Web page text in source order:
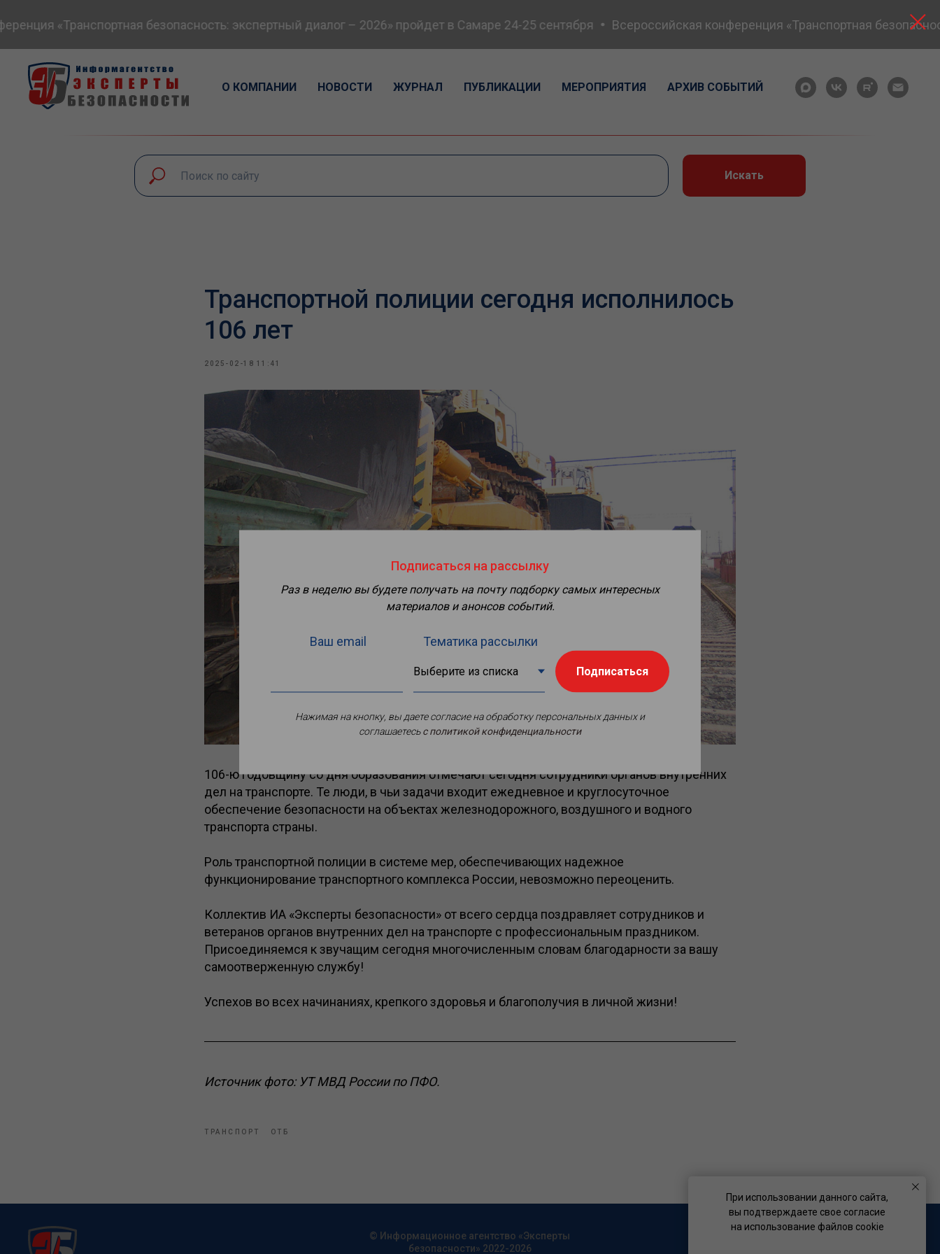
«Транспортная безопасность: экспертный диалог – 2026» пройдет в Самаре 24-25 сентября Всероссийская конференция «Транспортная
О КОМПАНИИ НОВОСТИ ЖУРНАЛ ПУБЛИКАЦИИ МЕРОПРИЯТИЯ АРХИВ СОБЫТИЙ
При использовании данного сайта,
вы подтверждаете свое согласие
на использование файлов cookie
Искать
Транспортной полиции сегодня исполнилось
106 лет
2025-02-18 11:41
106-ю годовщину со дня образования отмечают сегодня сотрудники органов внутренних
дел на транспорте. Те люди, в чьи задачи входит ежедневное и круглосуточное
обеспечение безопасности на объектах железнодорожного, воздушного и водного
транспорта страны.
Роль транспортной полиции в системе мер, обеспечивающих надежное
функционирование транспортного комплекса России, невозможно переоценить.
Коллектив ИА «Эксперты безопасности» от всего сердца поздравляет сотрудников и
ветеранов органов внутренних дел на транспорте с профессиональным праздником.
Присоединяемся к звучащим сегодня многочисленным словам благодарности за вашу
самоотверженную службу!
Успехов во всех начинаниях, крепкого здоровья и благополучия в личной жизни!
Источник фото: УТ МВД России по ПФО.
ТРАНСПОРТ ОТБ
Подписаться на рассылку
Раз в неделю вы будете получать на почту подборку самых интересных
материалов и анонсов событий.
Ваш email Тематика рассылки
Подписаться
Нажимая на кнопку, вы даете согласие на обработку персональных данных и
соглашаетесьc политикой конфиденциальности
© Информационное агентство «Эксперты
безопасности» 2022-2026